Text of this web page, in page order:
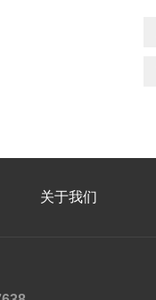
关于我们